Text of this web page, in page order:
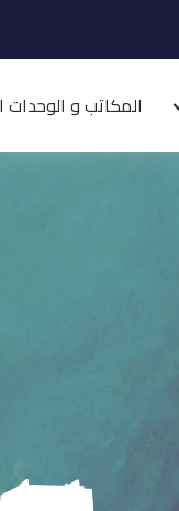
المكاتب و الوحدات